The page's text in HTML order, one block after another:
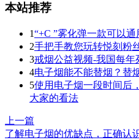
本站推荐
1“+C ”雾化弹一款可以
2手把手教您玩转悦刻粉
3戒烟公益视频-我国每年
4电子烟能不能替烟？替
5使用电子烟一段时间后
大家的看法
上一篇
了解电子烟的优缺点，正确认